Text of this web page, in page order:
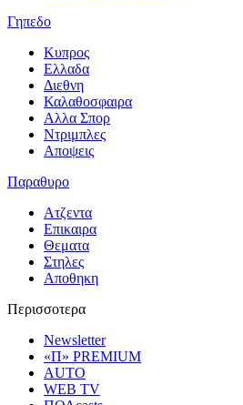
Γηπεδο
Κυπρος
Ελλαδα
Διεθνη
Καλαθοσφαιρα
Αλλα Σπορ
Ντριμπλες
Αποψεις
Παραθυρο
Ατζεντα
Επικαιρα
Θεματα
Στηλες
Αποθηκη
Περισσοτερα
Newsletter
«Π» PREMIUM
AUTO
WEB TV